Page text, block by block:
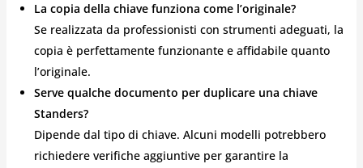
La copia della chiave funziona come l’originale?
Se realizzata da professionisti con strumenti adeguati, la
copia è perfettamente funzionante e affidabile quanto
l’originale.
Serve qualche documento per duplicare una chiave
Standers?
Dipende dal tipo di chiave. Alcuni modelli potrebbero
richiedere verifiche aggiuntive per garantire la